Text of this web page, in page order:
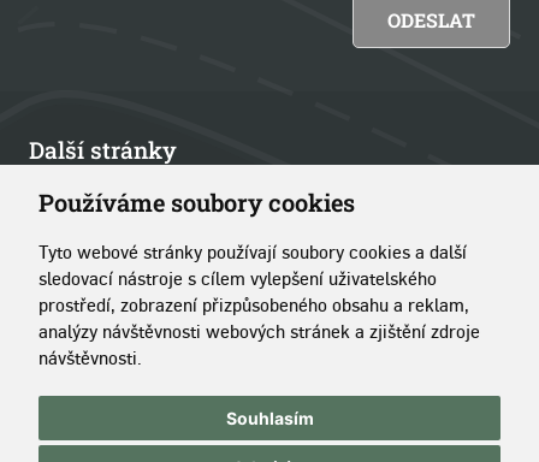
Používáme soubory cookies
Tyto webové stránky používají soubory cookies a další
sledovací nástroje s cílem vylepšení uživatelského
prostředí, zobrazení přizpůsobeného obsahu a reklam,
analýzy návštěvnosti webových stránek a zjištění zdroje
návštěvnosti.
Souhlasím
Další stránky
Články
Kontakt
O portálu
Copyright © 2014–2026 Simopt, s.r.o. | Pravidla používání
Správa cookies